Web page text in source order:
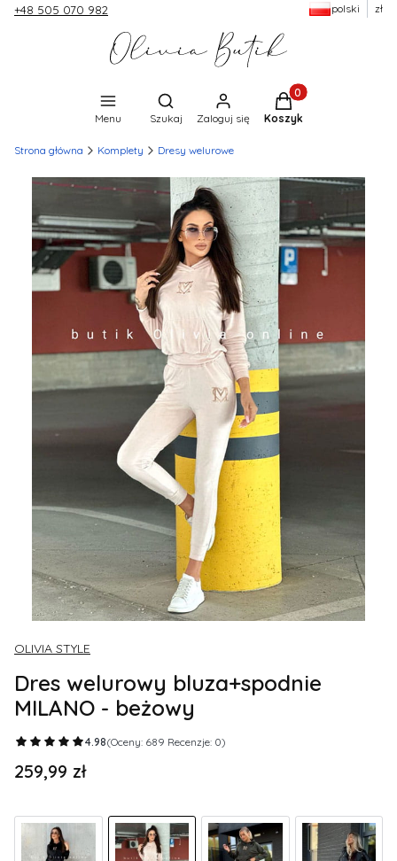
+48 505 070 982 polski zł
Menu
Otwórz wyszukiwarkę
Szukaj Zaloguj się
Produkty w
Koszyk
Strona główna Komplety Dresy welurowe
OLIVIA STYLE
Dres welurowy bluza+spodnie
MILANO - beżowy
4.98(Oceny: 689 Recenzje: 0)
Cena
259,99 zł